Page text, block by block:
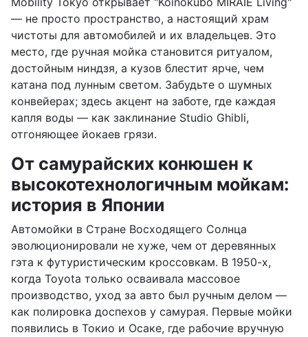
— не просто пространство, а настоящий храм
чистоты для автомобилей и их владельцев. Это
место, где ручная мойка становится ритуалом,
достойным ниндзя, а кузов блестит ярче, чем
катана под лунным светом. Забудьте о шумных
конвейерах; здесь акцент на заботе, где каждая
капля воды — как заклинание Studio Ghibli,
отгоняющее йокаев грязи.
От самурайских конюшен к
высокотехнологичным мойкам:
история в Японии
Автомойки в Стране Восходящего Солнца
эволюционировали не хуже, чем от деревянных
гэта к футуристическим кроссовкам. В 1950-х,
когда Toyota только осваивала массовое
производство, уход за авто был ручным делом —
как полировка доспехов у самурая. Первые мойки
появились в Токио и Осаке, где рабочие вручную